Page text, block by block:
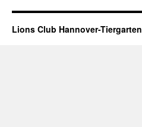
Lions Club Hannover-Tiergarten